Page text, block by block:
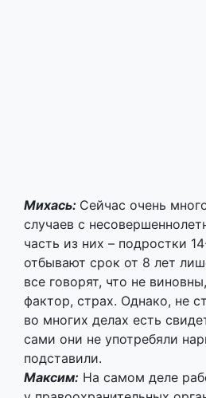
фактор, страх. Однако, не
во многих делах есть
сами они не употребяли
подставили.
Максим:
На самом деле
у правоохранительных
“берут” и предлагают
Сотрудничество
человек кого-то должен
условно-досрочное
сокращение собственного